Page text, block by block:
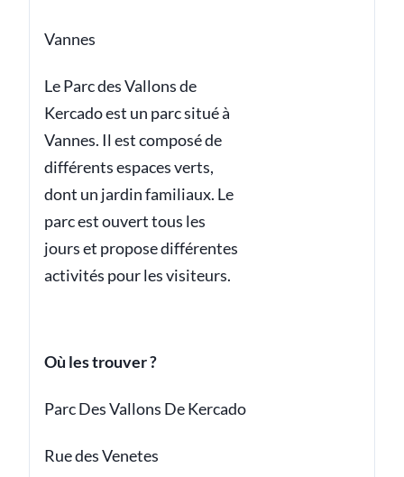
Vannes
Le Parc des Vallons de
Kercado est un parc situé à
Vannes. Il est composé de
différents espaces verts,
dont un jardin familiaux. Le
parc est ouvert tous les
jours et propose différentes
activités pour les visiteurs.
Où les trouver ?
Parc Des Vallons De Kercado
Rue des Venetes